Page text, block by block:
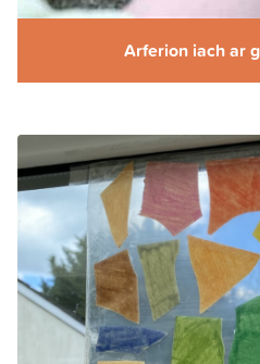
Arferion iach ar